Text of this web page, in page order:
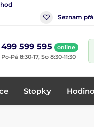
Seznam
499 599 595
online
Po-Pá 8:30-17, So 8:30-11:30
Stopky